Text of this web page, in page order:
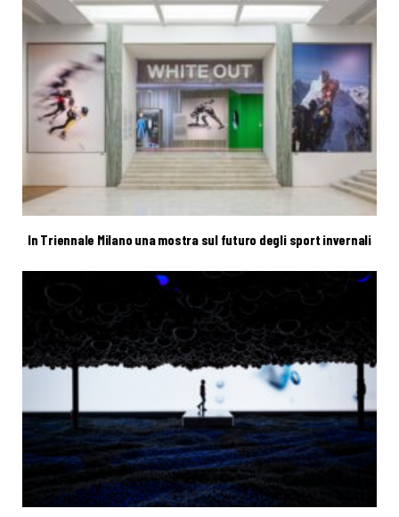
In Triennale Milano una mostra sul futuro degli sport invernali